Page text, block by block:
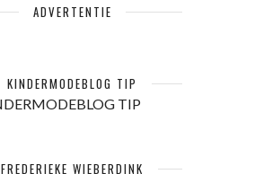
ADVERTENTIE
KINDERMODEBLOG TIP
FREDERIEKE WIEBERDINK